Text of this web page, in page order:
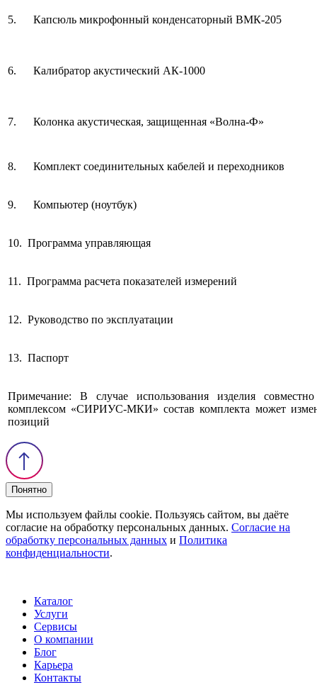
5. Капсюль микрофонный конденсаторный ВМК-205
6. Калибратор акустический АК-1000
7. Колонка акустическая, защищенная «Волна-Ф»
8. Комплект соединительных кабелей и переходников
9. Компьютер (ноутбук)
10. Программа управляющая
11. Программа расчета показателей измерений
12. Руководство по эксплуатации
13. Паспорт
Примечание: В случае использования изделия
комплексом «СИРИУС-МКИ» состав комплекта может
позиций
Понятно
Мы используем файлы cookie. Пользуясь сайтом, вы даёте
согласие на обработку персональных данных. Согласие на
обработку персональных данных и Политика
конфиденциальности.
Каталог
Услуги
Сервисы
О компании
Блог
Карьера
Контакты